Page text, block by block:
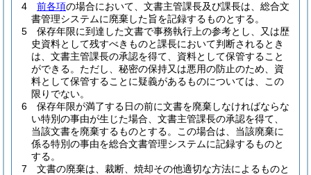
4
前各項の場合において、文書主管課長及び課長は、総合文
書管理システムに廃棄した旨を記録するものとする。
5
保存年限に到達した文書で事務執行上の参考とし、又は歴
史資料として残すべきものと課長において判断されるとき
は、文書主管課長の承認を得て、資料として保管すること
ができる。 ただし、秘密の保持又は悪用の防止のため、資
料として保管することに疑義があるものについては、この
限りでない。
6
保存年限が満了する日の前に文書を廃棄しなければならな
い特別の事由が生じた場合、文書主管課長の承認を得て、
当該文書を廃棄するものとする。
この場合は、当該廃棄に
係る特別の事由を総合文書管理システムに記録するものと
する。
7
文書の廃棄は、裁断、焼却その他適切な方法によるものと